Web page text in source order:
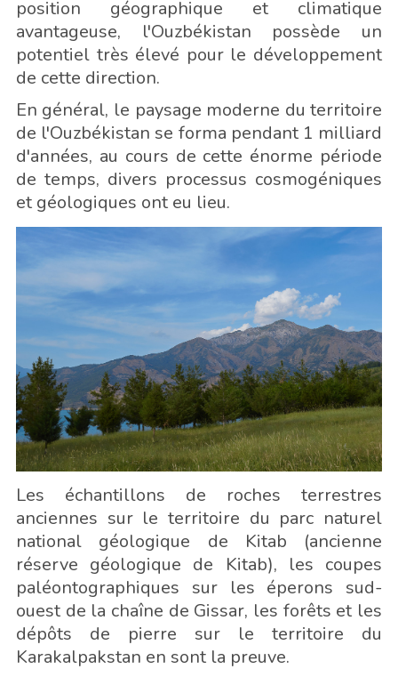
position géographique et climatique
avantageuse, l'Ouzbékistan possède un
potentiel très élevé pour le développement
de cette direction.
En général, le paysage moderne du territoire
de l'Ouzbékistan se forma pendant 1 milliard
d'années, au cours de cette énorme période
de temps, divers processus cosmogéniques
et géologiques ont eu lieu.
Les échantillons de roches terrestres
anciennes sur le territoire du parc naturel
national géologique de Kitab (ancienne
réserve géologique de Kitab), les coupes
paléontographiques sur les éperons sud-
ouest de la chaîne de Gissar, les forêts et les
dépôts de pierre sur le territoire du
Karakalpakstan en sont la preuve.